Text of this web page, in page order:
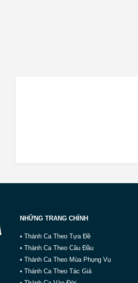
NHỮNG TRANG CHÍNH
• Thánh Ca Theo Tựa Đề
• Thánh Ca Theo Câu Đầu
• Thánh Ca Theo Mùa Phụng Vụ
• Thánh Ca Theo Tác Giả